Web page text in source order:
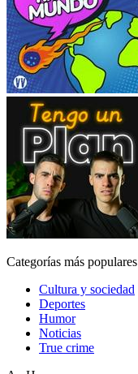
Categorías más populares
Cultura y sociedad
Deportes
Humor
Noticias
True crime